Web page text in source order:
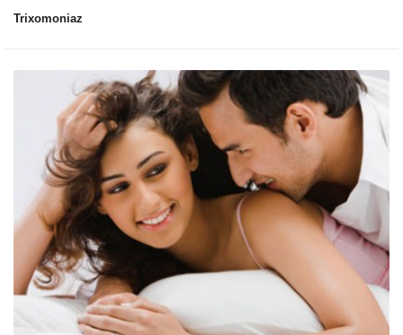
Trixomoniaz